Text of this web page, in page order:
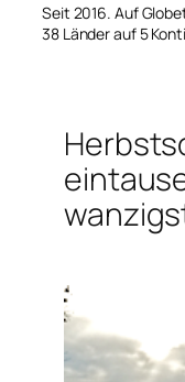
Seit 2016. Auf
38 Länder auf 5